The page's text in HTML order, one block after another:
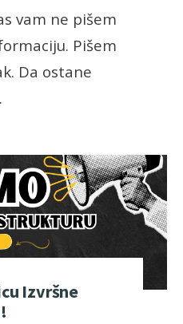
vam ne pišem
Pišem
Da ostane
Izvršne